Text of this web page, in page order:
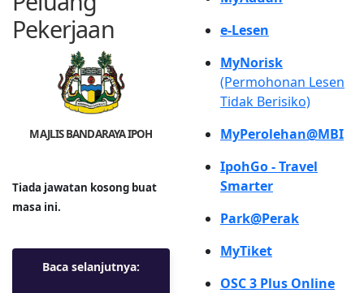
Pekerjaan
MAJLIS BANDARAYA IPOH
Tiada jawatan kosong buat
masa ini.
Baca selanjutnya:
e-Lesen
MyNorisk
(Permohonan Lesen
Tidak Berisiko)
MyPerolehan@MBI
IpohGo - Travel
Smarter
Park@Perak
MyTiket
OSC 3 Plus Online